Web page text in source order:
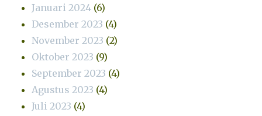
Januari 2024 (6)
Desember 2023 (4)
November 2023 (2)
Oktober 2023 (9)
September 2023 (4)
Agustus 2023 (4)
Juli 2023 (4)